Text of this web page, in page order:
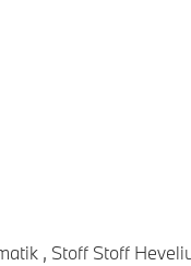
, Stoff Stoff